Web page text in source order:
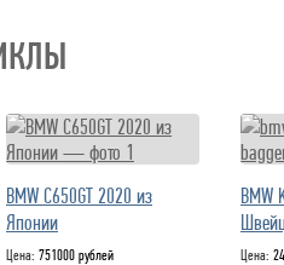
BMW C650GT 2020 из
Японии
Цена: 751000 рублей
BMW
Цена: